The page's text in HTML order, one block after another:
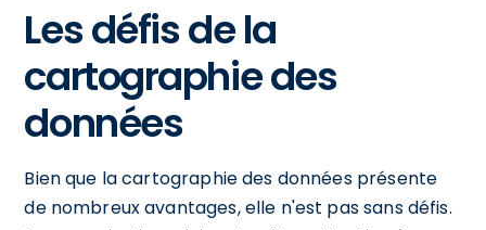
Les défis de la
cartographie des
données
Bien que la cartographie des données présente
de nombreux avantages, elle n'est pas sans défis.